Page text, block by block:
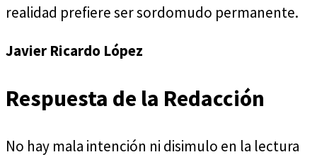
realidad prefiere ser sordomudo permanente.
Javier Ricardo López
Respuesta de la Redacción
No hay mala intención ni disimulo en la lectura